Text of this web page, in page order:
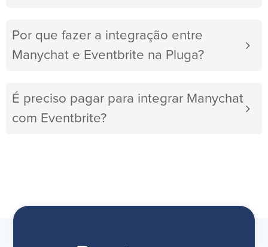
Por que fazer a integração entre
Manychat e Eventbrite na Pluga?
É preciso pagar para integrar Manychat
com Eventbrite?